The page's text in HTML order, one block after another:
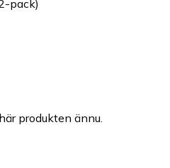
pack)
produkten ännu.